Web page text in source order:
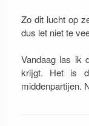
Zo dit lucht op
dus let niet te
Vandaag las ik
krijgt. Het is
middenpartijen.